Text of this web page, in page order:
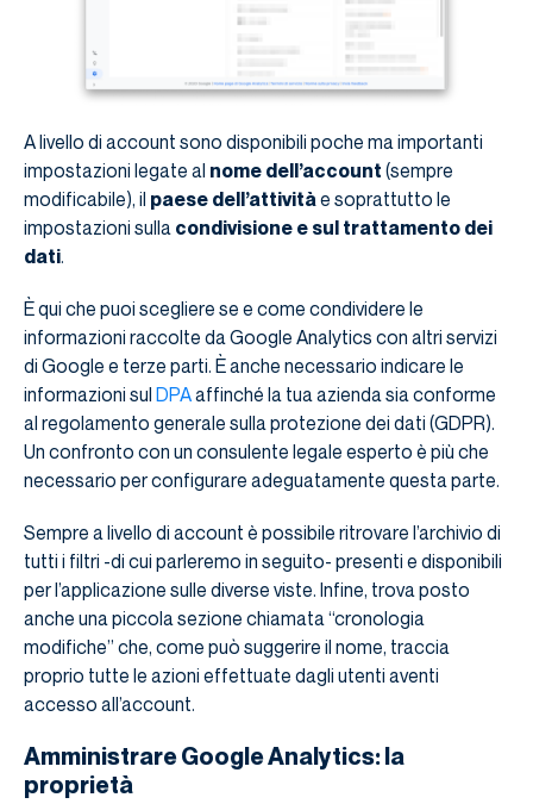
A livello di account sono disponibili poche ma importanti
impostazioni legate al nome dell’account (sempre
modificabile), il paese dell’attivitàe soprattutto le
impostazioni sulla condivisione e sul trattamento dei
dati.
È qui che puoi scegliere se e come condividere le
informazioni raccolte da Google Analytics con altri servizi
di Google e terze parti. È anche necessario indicare le
informazioni sul DPAaffinché la tua azienda sia conforme
al regolamento generale sulla protezione dei dati (GDPR).
Un confronto con un consulente legale esperto è più che
necessario per configurare adeguatamente questa parte.
Sempre a livello di account è possibile ritrovare l’archivio di
tutti i filtri -di cui parleremo in seguito- presenti e disponibili
per l’applicazione sulle diverse viste. Infine, trova posto
anche una piccola sezione chiamata “cronologia
modifiche” che, come può suggerire il nome, traccia
proprio tutte le azioni effettuate dagli utenti aventi
accesso all’account.
Amministrare Google Analytics: la
proprietà